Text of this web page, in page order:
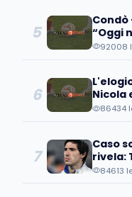
5
Condò
“Oggi
92008
6
Nicola
86434
7
Caso
rivela:
84613